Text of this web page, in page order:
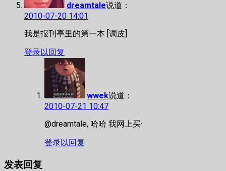
dreamtale说道：
2010-07-20 14:01
我是报刊亭里的第一本 [调皮]
登录以回复
wwek说道：
2010-07-21 10:47
@dreamtale, 哈哈 我网上买·
登录以回复
发表回复